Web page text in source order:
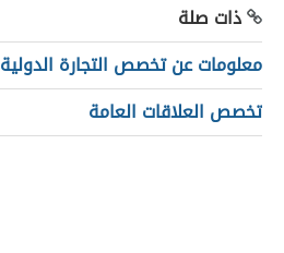
ذات صلة
معلومات عن تخصص التجارة الدولية
تخصص العلاقات العامة